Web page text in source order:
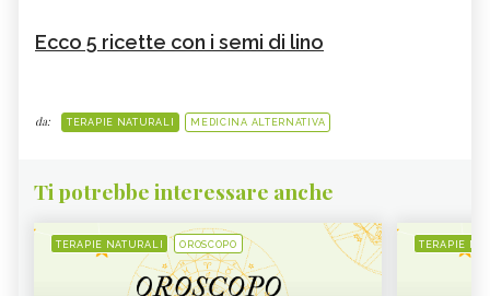
Ecco 5 ricette con i semi di lino
da: TERAPIE NATURALI MEDICINA ALTERNATIVA
Ti potrebbe interessare anche
TERAPIE NATURALI OROSCOPO TERAPIE